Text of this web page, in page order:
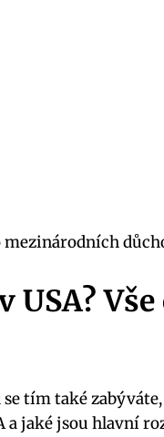
mezinárodních
USA?
tím také
a jaké jsou hlavní